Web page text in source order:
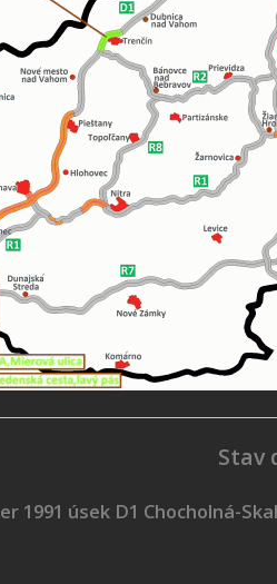
Stav
1991 úsek D1 Chocholná-